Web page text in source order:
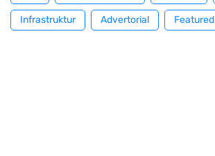
Infrastruktur Advertorial Featured